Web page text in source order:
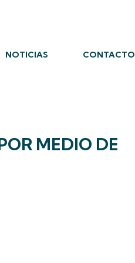
NOTICIAS CONTACTO
MEDIO DE